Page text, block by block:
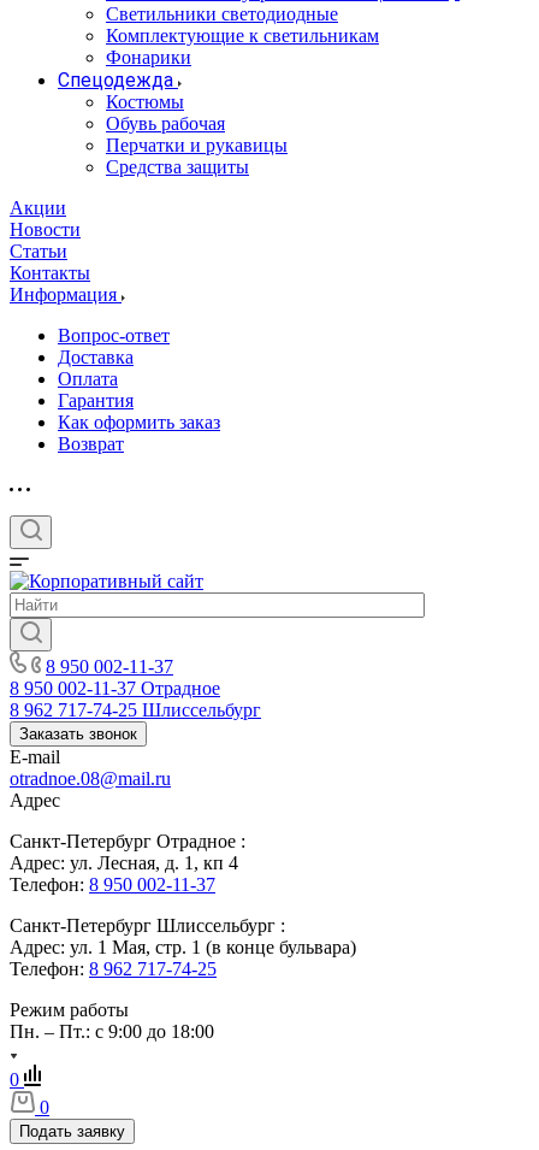
Светильники светодиодные
Комплектующие к светильникам
Фонарики
Спецодежда
Костюмы
Обувь рабочая
Перчатки и рукавицы
Средства защиты
Акции
Новости
Статьи
Контакты
Информация
Вопрос-ответ
Доставка
Оплата
Гарантия
Как оформить заказ
Возврат
8 950 002-11-37
8 950 002-11-37 Отрадное
8 962 717-74-25 Шлиссельбург
Заказать звонок
E-mail
otradnoe.08@mail.ru
Адрес
Санкт-Петербург Отрадное :
Адрес: ул. Лесная, д. 1, кп 4
Телефон: 8 950 002-11-37
Санкт-Петербург Шлиссельбург :
Адрес: ул. 1 Мая, стр. 1 (в конце бульвара)
Телефон: 8 962 717-74-25
Режим работы
Пн. – Пт.: с 9:00 до 18:00
0
0
Подать заявку